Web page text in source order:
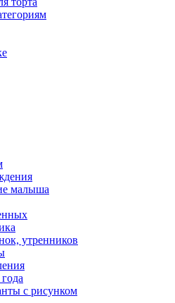
малыша
утренников
с рисунком